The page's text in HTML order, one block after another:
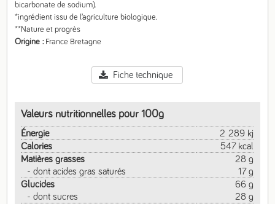
bicarbonate de sodium).
*ingrédient issu de l’agriculture biologique.
**Nature et progrès
Origine
France Bretagne
Fiche technique
Valeurs nutritionnelles pour 100g
Énergie
2 289 kj
Calories
547 kcal
Matières grasses
28 g
- dont acides gras saturés
17 g
Glucides
66 g
- dont sucres
28 g